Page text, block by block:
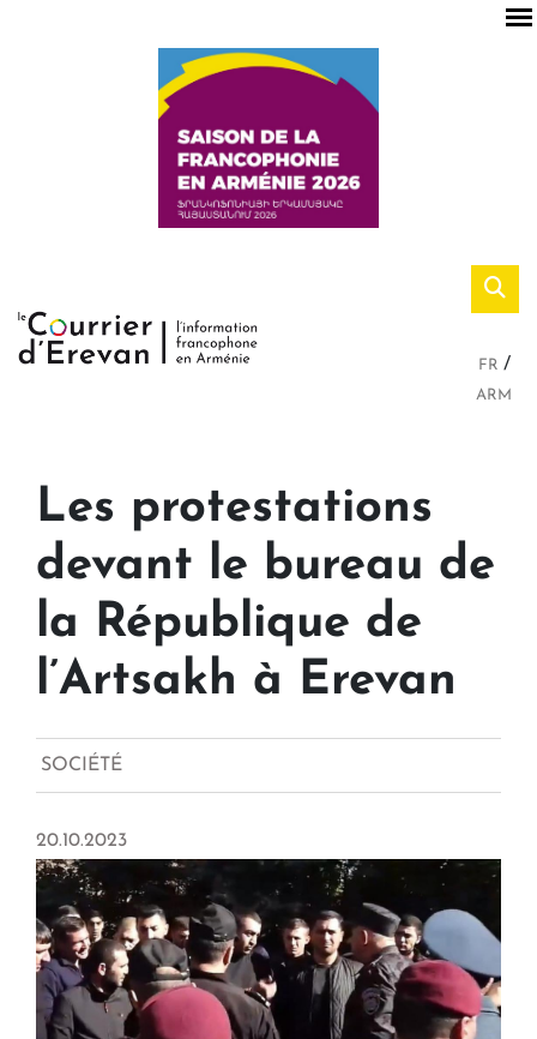
FR
ARM
Les protestations
devant le bureau de
la République de
l’Artsakh à Erevan
SOCIÉTÉ
20.10.2023